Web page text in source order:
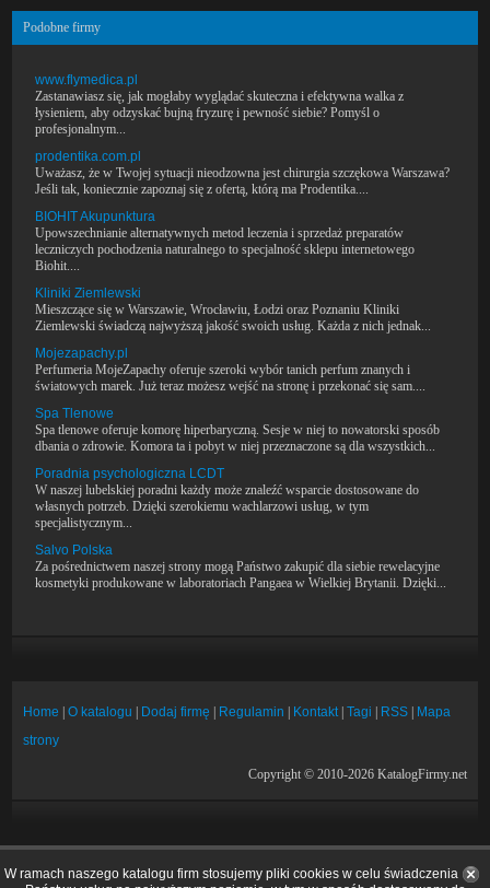
Podobne firmy
www.flymedica.pl
Zastanawiasz się, jak mogłaby wyglądać skuteczna i efektywna walka z
łysieniem, aby odzyskać bujną fryzurę i pewność siebie? Pomyśl o
profesjonalnym...
prodentika.com.pl
Uważasz, że w Twojej sytuacji nieodzowna jest chirurgia szczękowa Warszawa?
Jeśli tak, koniecznie zapoznaj się z ofertą, którą ma Prodentika....
BIOHIT Akupunktura
Upowszechnianie alternatywnych metod leczenia i sprzedaż preparatów
leczniczych pochodzenia naturalnego to specjalność sklepu internetowego
Biohit....
Kliniki Ziemlewski
Mieszczące się w Warszawie, Wrocławiu, Łodzi oraz Poznaniu Kliniki
Ziemlewski świadczą najwyższą jakość swoich usług. Każda z nich jednak...
Mojezapachy.pl
Perfumeria MojeZapachy oferuje szeroki wybór tanich perfum znanych i
światowych marek. Już teraz możesz wejść na stronę i przekonać się sam....
Spa Tlenowe
Spa tlenowe oferuje komorę hiperbaryczną. Sesje w niej to nowatorski sposób
dbania o zdrowie. Komora ta i pobyt w niej przeznaczone są dla wszystkich...
Poradnia psychologiczna LCDT
W naszej lubelskiej poradni każdy może znaleźć wsparcie dostosowane do
własnych potrzeb. Dzięki szerokiemu wachlarzowi usług, w tym
specjalistycznym...
Salvo Polska
Za pośrednictwem naszej strony mogą Państwo zakupić dla siebie rewelacyjne
kosmetyki produkowane w laboratoriach Pangaea w Wielkiej Brytanii. Dzięki...
Home |O katalogu Dodaj firmę Regulamin Kontakt|Tagi RSS
Mapa
strony
Copyright © 2010-2026 KatalogFirmy.net
W ramach naszego katalogu firm stosujemy pliki cookies w celu świadczenia